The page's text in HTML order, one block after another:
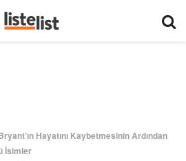
Hayatını Kaybetmesinin Ardından
İsimler